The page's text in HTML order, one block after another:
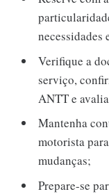
necessidades
Verifique a
serviço,
ANTT e
Mantenha
motorista
mudanças;
Prepare-se